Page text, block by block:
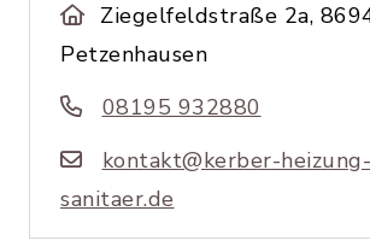
Ziegelfeldstraße 2a,
Petzenhausen
08195 932880
kontakt@kerber-heizung-
sanitaer.de